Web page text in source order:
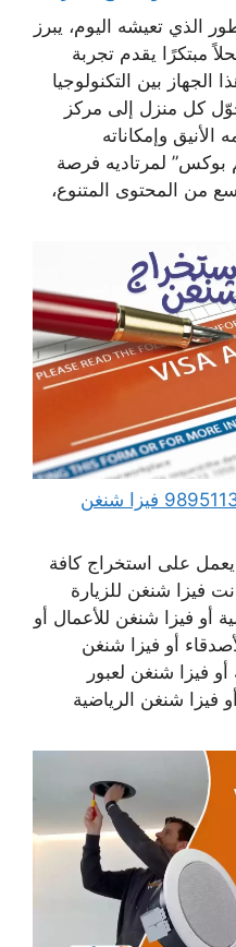
الذي تعيشه اليوم، يبرز
مبتكرًا يقدم تجربة
بين التكنولوجيا
كل منزل إلى مركز
وإمكاناته
بوكس” لمرتاديه فرصة
من المحتوى المتنوع،
مكتب استخراج فيزا شنغن 98951133 فيزا شنغن
على استخراج كافة
فيزا شنغن للزيارة
أو فيزا شنغن للأعمال أو
أو فيزا شنغن
أو فيزا شنغن لعبور
فيزا شنغن الرياضية